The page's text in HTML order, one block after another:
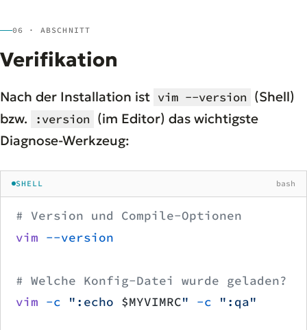
06 · ABSCHNITT
Verifikation
Nach der Installation ist vim --version (Shell)
bzw.
:version (im Editor) das wichtigste
Diagnose-Werkzeug:
SHELL bash
# Version und Compile-Optionen
vim --version
# Welche Konfig-Datei wurde geladen?
vim -c ":echo $MYVIMRC" -c ":qa"